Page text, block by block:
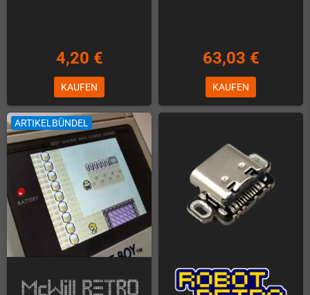
4,20 €
KAUFEN
63,03 €
KAUFEN
ARTIKELBÜNDEL